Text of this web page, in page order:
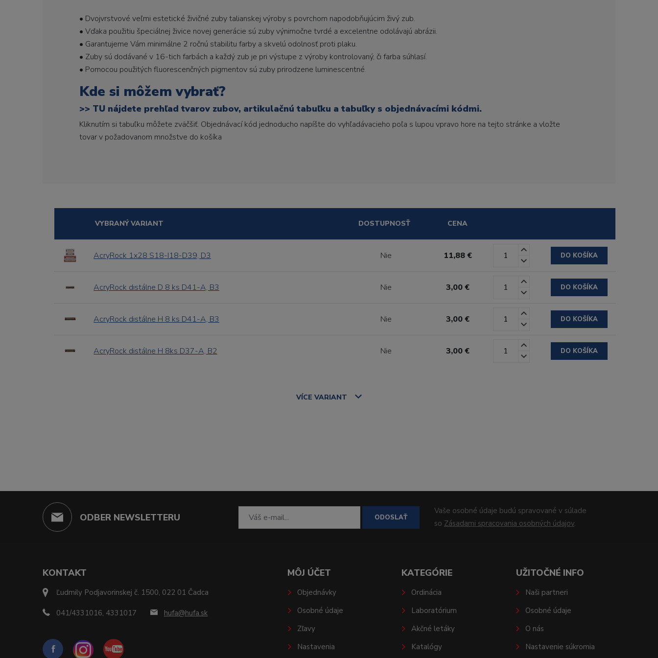
• Dvojvrstvové veľmi estetické živičné zuby talianskej výroby s povrchom napodobňujúcim živý zub.
• Vďaka použitiu špeciálnej živice novej generácie sú zuby výnimočne tvrdé a excelentne odolávajú abrázii.
• Garantujeme Vám minimálne 2 ročnú stabilitu farby a skvelú odolnosť proti plaku.
• Zuby sú dodávané v 16-tich farbách a každý zub je pri výstupe z výroby kontrolovaný, či farba súhlasí.
• Pomocou použitých fluorescenčných pigmentov sú zuby prirodzene luminescentné.
Kde si môžem vybrať?
>> TU nájdete prehľad tvarov zubov, artikulačnú tabuľku a tabuľky s objednávacími kódmi.
Kliknutím si tabuľku môžete zväčšiť. Objednávací kód jednoducho napíšte do vyhľadávacieho poľa s lupou vpravo hore na tejto stránke a vložte
tovar v požadovanom množstve do košíka
VYBRANÝ VARIANT DOSTUPNOSŤ CENA
AcryRock 1x28 S18-I18-D39, D3 Nie 11,88 € DO KOŠÍKA
AcryRock distálne D 8 ks D41-A, B3 Nie 3,00 € DO KOŠÍKA
AcryRock distálne H 8 ks D41-A, B3 Nie 3,00 € DO KOŠÍKA
AcryRock distálne H 8ks D37-A, B2 Nie 3,00 € DO KOŠÍKA
VÍCE VARIANT
ODBER NEWSLETTERU ODOSLAŤ
Vaše osobné údaje budú spravované v súlade
so Zásadami spracovania osobných údajov.
KONTAKT
Ľudmily Podjavorinskej č. 1500, 022 01 Čadca
041/4331016, 4331017 hufa@hufa.sk
MÔJ ÚČET
Objednávky
Osobné údaje
Zľavy
Nastavenia
KATEGÓRIE
Ordinácia
Laboratórium
Akčné letáky
Katalógy
UŽITOČNÉ INFO
Naši partneri
Osobné údaje
O nás
Nastavenie súkromia